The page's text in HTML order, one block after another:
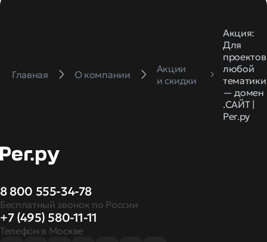
Главная О компании
Акции
и скидки
Акция:
Для
проектов
любой
тематики
— домен
.САЙТ |
Рег.ру
8 800 555-34-78
Бесплатный звонок по России
+7 (495) 580-11-11
Телефон в Москве